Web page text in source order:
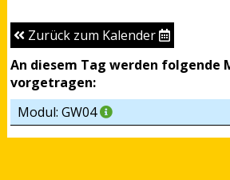
Zurück zum Kalender
An diesem Tag werden folgende
vorgetragen:
Modul: GW04